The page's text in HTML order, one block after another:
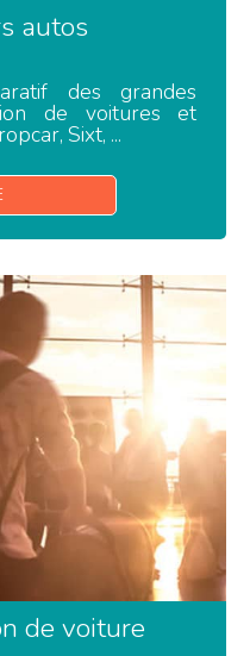
autos
des grandes
de voitures et
Sixt, ...
de voiture